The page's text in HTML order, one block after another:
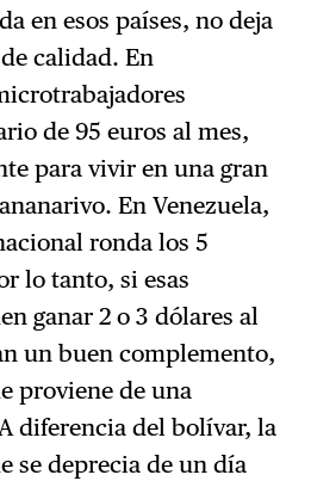
en esos países, no deja
calidad. En
de 95 euros al mes,
para vivir en una gran
En Venezuela,
ronda los 5
lo tanto, si esas
ganar 2 o 3 dólares al
un buen complemento,
proviene de una
diferencia del bolívar, la
se deprecia de un día